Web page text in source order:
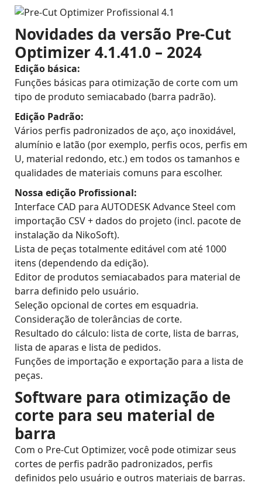
Novidades da versão Pre-Cut
Optimizer 4.1.41.0 – 2024
Edição básica:
Funções básicas para otimização de corte com um
tipo de produto semiacabado (barra padrão).
Edição Padrão:
Vários perfis padronizados de aço, aço inoxidável,
alumínio e latão (por exemplo, perfis ocos, perfis em
U, material redondo, etc.) em todos os tamanhos e
qualidades de materiais comuns para escolher.
Nossa edição Profissional:
Interface CAD para AUTODESK Advance Steel com
importação CSV + dados do projeto (incl. pacote de
instalação da NikoSoft).
Lista de peças totalmente editável com até 1000
itens (dependendo da edição).
Editor de produtos semiacabados para material de
barra definido pelo usuário.
Seleção opcional de cortes em esquadria.
Consideração de tolerâncias de corte.
Resultado do cálculo: lista de corte, lista de barras,
lista de aparas e lista de pedidos.
Funções de importação e exportação para a lista de
peças.
Software para otimização de
corte para seu material de
barra
Com o Pre-Cut Optimizer, você pode otimizar seus
cortes de perfis padrão padronizados, perfis
definidos pelo usuário e outros materiais de barras.